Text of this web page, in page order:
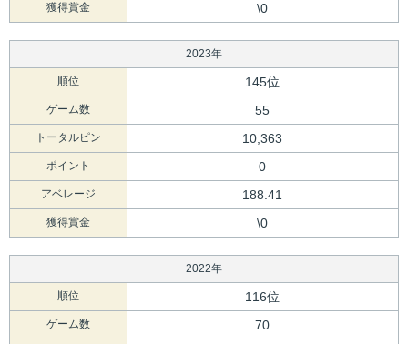
獲得賞金 \0
2023年
順位 145位
ゲーム数 55
トータルピン 10,363
ポイント 0
アベレージ 188.41
獲得賞金 \0
2022年
順位 116位
ゲーム数 70